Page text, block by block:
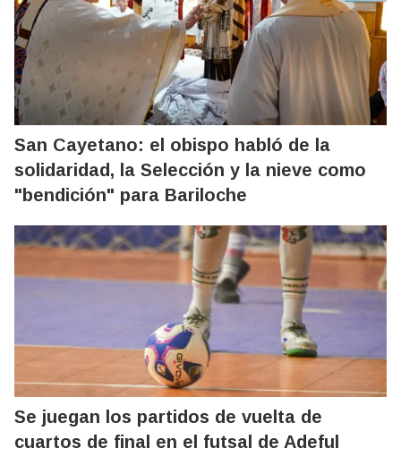
San Cayetano: el obispo habló de la
solidaridad, la Selección y la nieve como
"bendición" para Bariloche
Se juegan los partidos de vuelta de
cuartos de final en el futsal de Adeful